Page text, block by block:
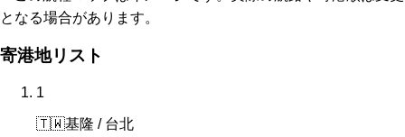
となる場合があります。
寄港地リスト
1
🇹🇼基隆 / 台北